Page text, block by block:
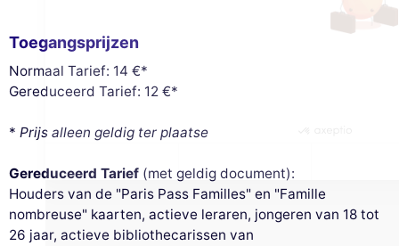
Nooit!
Toegangsprijzen
Normaal Tarief: 14 €*
Gereduceerd Tarief: 12 €*
* Prijs alleen geldig ter plaatse
Gereduceerd Tarief (met geldig document):
Houders van de "Paris Pass Familles" en "Famille
nombreuse" kaarten, actieve leraren, jongeren van 18 tot
26 jaar, actieve bibliothecarissen van